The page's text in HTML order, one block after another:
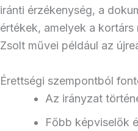
iránti érzékenység, a
értékek, amelyek a
Zsolt művei például az
Érettségi szempontból
Az irányzat
Főbb képviselők